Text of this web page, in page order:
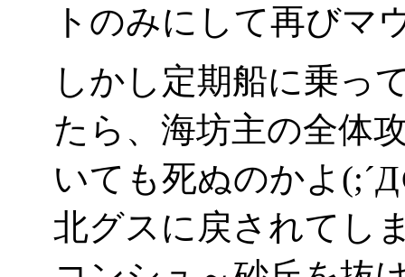
トのみにして再びマ
しかし定期船に乗っ
たら、海坊主の全体
いても死ぬのかよ
北グスに戻されてし